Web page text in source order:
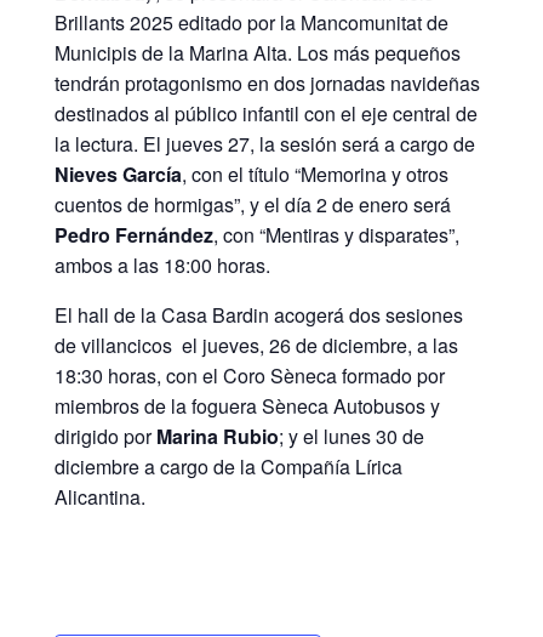
Brillants 2025 editado por la Mancomunitat de
Municipis de la Marina Alta. Los más pequeños
tendrán protagonismo en dos jornadas navideñas
destinados al público infantil con el eje central de
la lectura. El jueves 27, la sesión será a cargo de
Nieves García, con el título “Memorina y otros
cuentos de hormigas”, y el día 2 de enero será
Pedro Fernández, con “Mentiras y disparates”,
ambos a las 18:00 horas.
El hall de la Casa Bardin acogerá dos sesiones
de villancicos el jueves, 26 de diciembre, a las
18:30 horas, con el Coro Sèneca formado por
miembros de la foguera Sèneca Autobusos y
dirigido porMarina Rubio; y el lunes 30 de
diciembre a cargo de la Compañía Lírica
Alicantina.